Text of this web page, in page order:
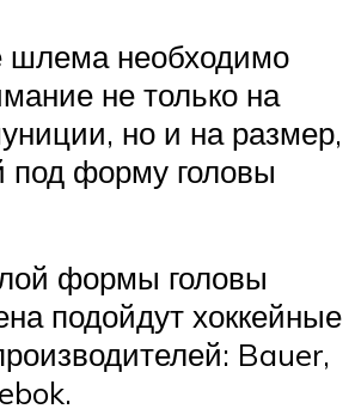
шлема необходимо
не только на
но и на размер,
под форму головы
формы головы
подойдут хоккейные
Bauer,